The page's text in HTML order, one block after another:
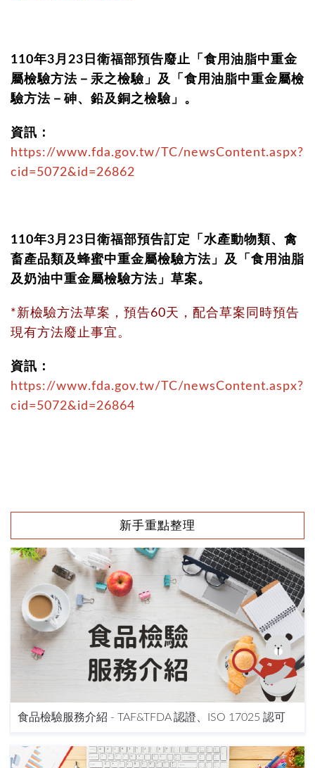
110年3月23日衛福部預告廢止「食用油脂中重金
屬檢驗方法－汞之檢驗」及「食用油脂中重金屬檢
驗方法－砷、鉛及銅之檢驗」。
資訊：
https://www.fda.gov.tw/TC/newsContent.aspx?
cid=5072&id=26862
110年3月23日衛福部預告訂定「水產動物類、禽
畜產品類及蜂蜜中重金屬檢驗方法」及「食用油脂
及奶油中重金屬檢驗方法」草案。
*新檢驗方法草案，預告60天，配合草案同時預告
現有方法廢止事宜。
資訊：
https://www.fda.gov.tw/TC/newsContent.aspx?
cid=5072&id=26864
新手重點整理
食品檢驗服務介紹 - TAF&TFDA 認證、ISO 17025 認可